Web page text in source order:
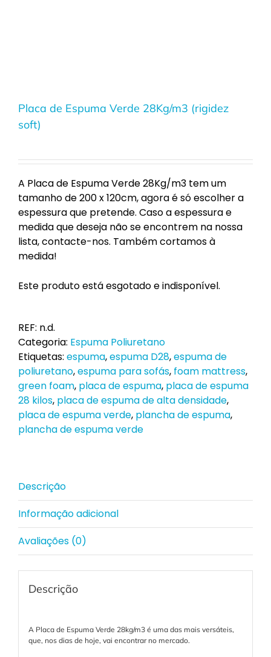
Placa de Espuma Verde 28Kg/m3 (rigidez
soft)
A Placa de Espuma Verde 28Kg/m3 tem um
tamanho de 200 x 120cm, agora é só escolher a
espessura que pretende. Caso a espessura e
medida que deseja não se encontrem na nossa
lista, contacte-nos. Também cortamos à
medida!
Este produto está esgotado e indisponível.
REF: n.d.
Categoria: Espuma Poliuretano
Etiquetas: espuma,espuma D28,espuma de
poliuretano,espuma para sofás, foam mattress,
green foam, placa de espuma, placa de espuma
28 kilos, placa de espuma de alta densidade,
placa de espuma verde, plancha de espuma,
plancha de espuma verde
Descrição
Informação adicional
Avaliações (0)
Descrição
A Placa de Espuma Verde 28kg/m3 é uma das mais versáteis,
que, nos dias de hoje, vai encontrar no mercado.